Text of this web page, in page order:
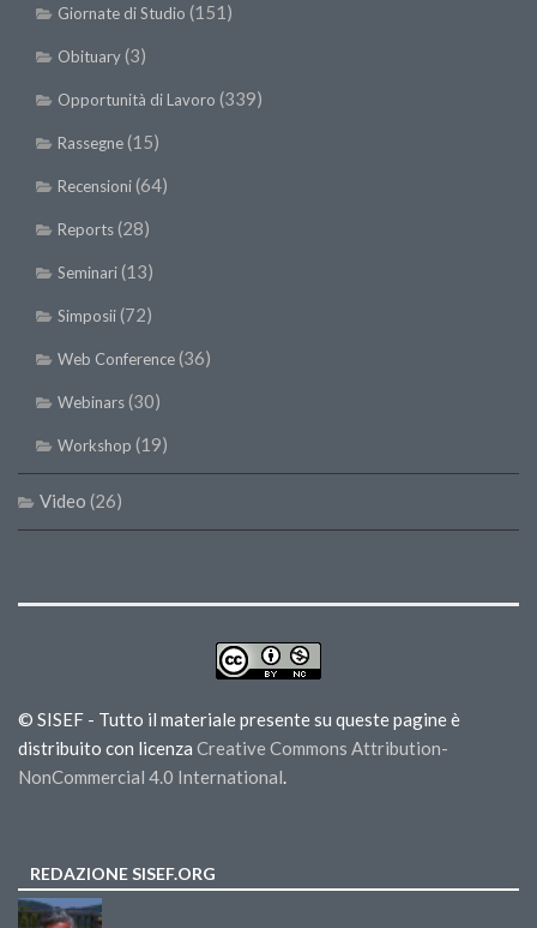
Giornate di Studio (151)
Obituary(3)
Opportunità di Lavoro (339)
Rassegne(15)
Recensioni(64)
Reports(28)
Seminari(13)
Simposii(72)
Web Conference(36)
Webinars(30)
Workshop (19)
Video (26)
© SISEF - Tutto il materiale presente su queste pagine è
distribuito con licenza Creative Commons Attribution-
NonCommercial 4.0 International.
REDAZIONE SISEF.ORG